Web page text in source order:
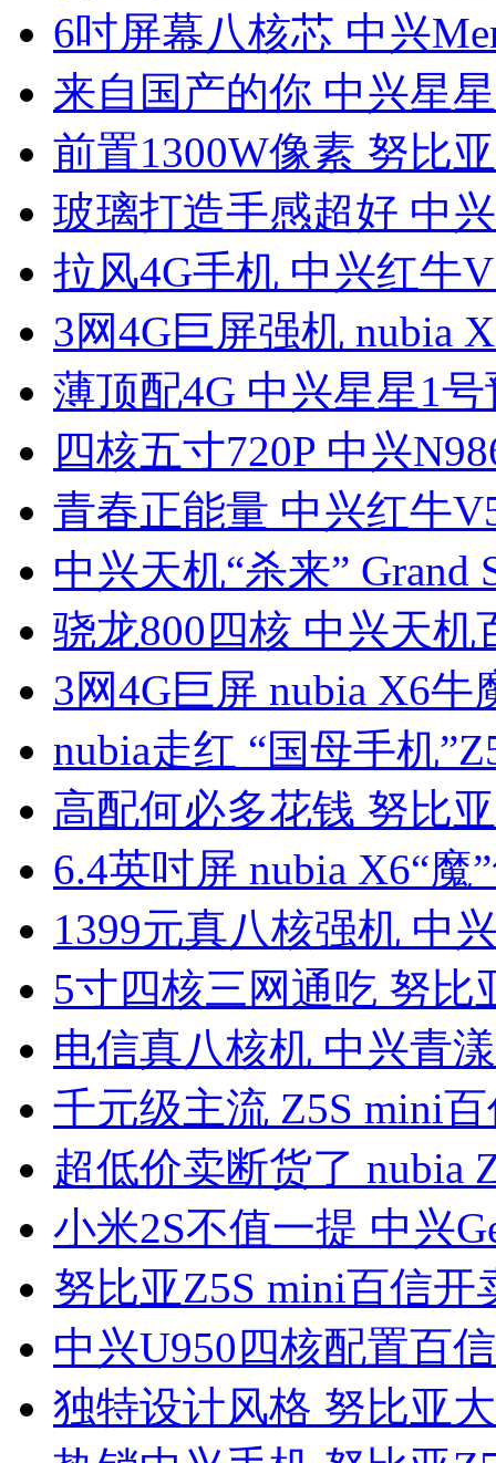
6吋屏幕八核芯 中兴
来自国产的你 中兴星
前置1300W像素 努比
玻璃打造手感超好 中
拉风4G手机 中兴红牛
3网4G巨屏强机 nubia
薄顶配4G 中兴星星1
四核五寸720P 中兴
青春正能量 中兴红牛
中兴天机“杀来” Grand
骁龙800四核 中兴天机
3网4G巨屏 nubia X6牛
nubia走红 “国母手机
高配何必多花钱 努比
6.4英吋屏 nubia X6“魔
1399元真八核强机 中
5寸四核三网通吃 努比
电信真八核机 中兴青
千元级主流 Z5S mini
超低价卖断货了 nubia
小米2S不值一提 中兴
努比亚Z5S mini百信开
中兴U950四核配置百
独特设计风格 努比亚